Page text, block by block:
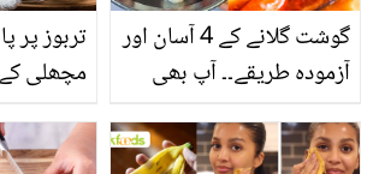
تربوز پر
مچھلی
سے
گوشت گلانے کے 4 آسان اور
آزمودہ طریقے۔۔ آپ بھی
بتائے راز